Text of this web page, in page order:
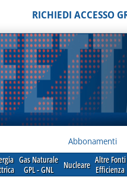
RICHIEDI ACCESSO
Abbonamenti
Gas Naturale
GPL - GNL
Nucleare Altre Fonti
Efficienza